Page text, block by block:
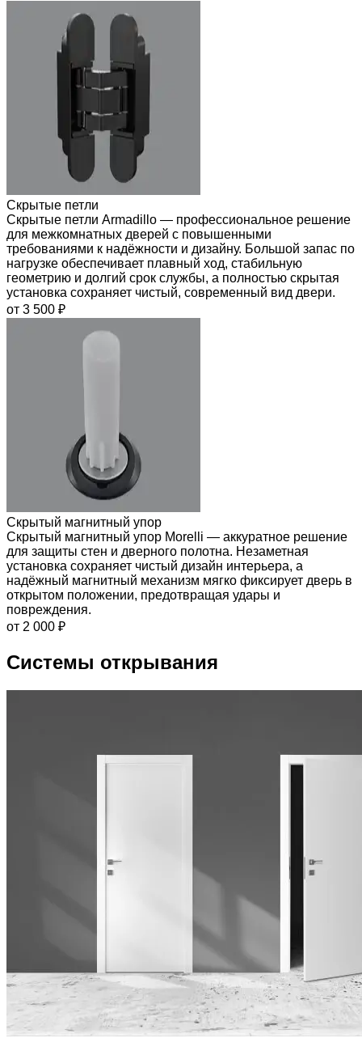
Скрытые петли
Скрытые петли Armadillo — профессиональное решение
для межкомнатных дверей с повышенными
требованиями к надёжности и дизайну. Большой запас по
нагрузке обеспечивает плавный ход, стабильную
геометрию и долгий срок службы, а полностью скрытая
установка сохраняет чистый, современный вид двери.
от 3 500 ₽
Скрытый магнитный упор
Скрытый магнитный упор Morelli — аккуратное решение
для защиты стен и дверного полотна. Незаметная
установка сохраняет чистый дизайн интерьера, а
надёжный магнитный механизм мягко фиксирует дверь в
открытом положении, предотвращая удары и
повреждения.
от 2 000 ₽
Системы открывания